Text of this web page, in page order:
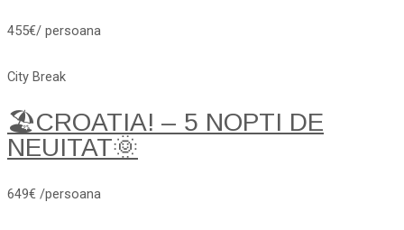
455€/ persoana
City Break
🏖️CROATIA! – 5 NOPTI DE
NEUITAT🌞
649€ /persoana